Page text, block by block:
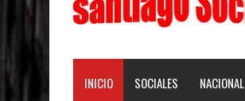
INICIO SOCIALES NACIONAL